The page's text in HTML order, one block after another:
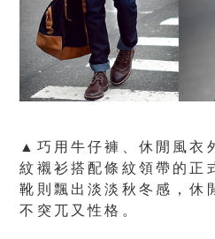
▲巧用牛仔褲、休閒風衣
紋襯衫搭配條紋領帶的正
靴則飄出淡淡秋冬感，休
不突兀又性格。